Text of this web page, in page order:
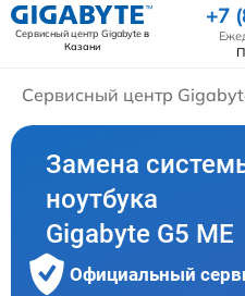
Сервисный центр Gigabyteв
Казани
+7
Сервисный центр
Замена
ноутбука
Gigabyte G5 ME
Официальный